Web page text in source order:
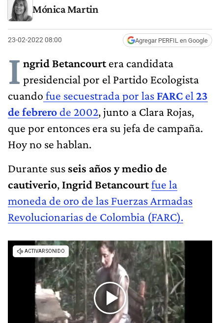
Mónica Martin
23-02-2022 08:00 Agregar PERFIL en Google
I ngrid Betancourtera candidata
presidencial por el Partido Ecologista
cuando fue secuestrada por las FARC el 23
de febrero de 2002, junto a Clara Rojas,
que por entonces era su jefa de campaña.
Hoy no se hablan.
Durante sus seis años y medio de
cautiverio, Ingrid Betancourtfue la
moneda de oro de las Fuerzas Armadas
Revolucionarias de Colombia (FARC).